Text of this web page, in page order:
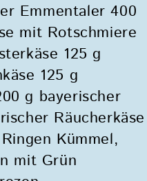
Emmentaler 400
mit Rotschmiere
125 g
125 g
g bayerischer
Räucherkäse
Kümmel,
mit Grün